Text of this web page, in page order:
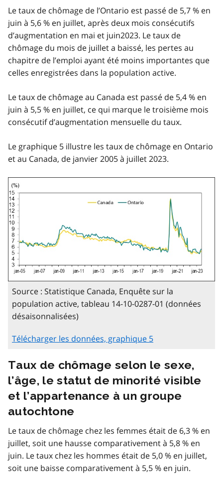
Le taux de chômage de l’Ontario est passé de 5,7 % en
juin à 5,6 % en juillet, après deux mois consécutifs
d’augmentation en mai et juin2023. Le taux de
chômage du mois de juillet a baissé, les pertes au
chapitre de l’emploi ayant été moins importantes que
celles enregistrées dans la population active.
Le taux de chômage au Canada est passé de 5,4 % en
juin à 5,5 % en juillet, ce qui marque le troisième mois
consécutif d’augmentation mensuelle du taux.
Le graphique 5 illustre les taux de chômage en Ontario
et au Canada, de janvier 2005 à juillet 2023.
Source : Statistique Canada, Enquête sur la
population active, tableau 14-10-0287-01 (données
désaisonnalisées)
Télécharger les données, graphique 5
Taux de chômage selon le sexe,
l’âge, le statut de minorité visible
et l’appartenance à un groupe
autochtone
Le taux de chômage chez les femmes était de 6,3 % en
juillet, soit une hausse comparativement à 5,8 % en
juin. Le taux chez les hommes était de 5,0 % en juillet,
soit une baisse comparativement à 5,5 % en juin.